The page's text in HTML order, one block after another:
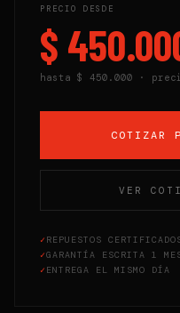
PRECIO DESDE
$
hasta $ 450.000 ·
COTIZAR
VER
✓ REPUESTOS
✓GARANTÍA ESCRITA 1
✓ ENTREGA EL MISMO DÍA